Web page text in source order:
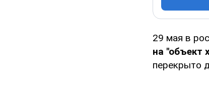
29 мая в
на "объект
перекрыто